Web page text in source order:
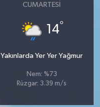
CUMARTESI
14°
Yakınlarda Yer Yer Yağmur
Nem: %73
Rüzgar: 3.39 m/s